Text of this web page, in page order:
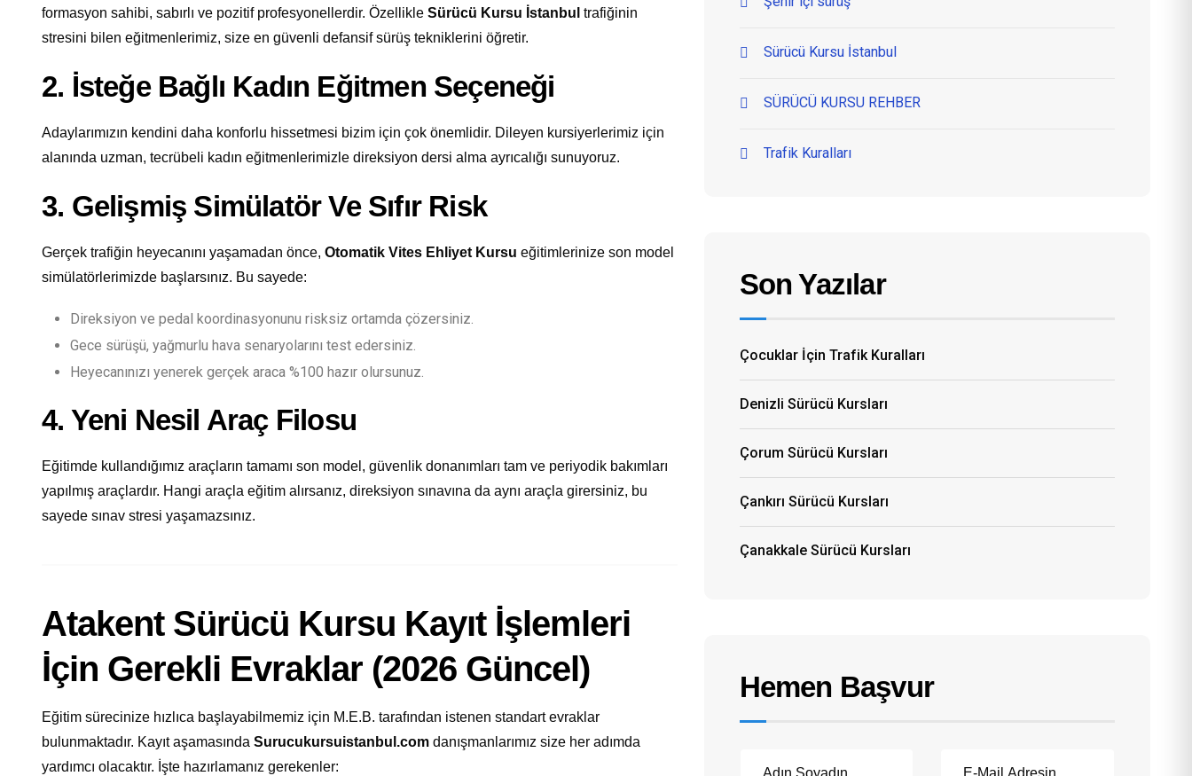
formasyon sahibi, sabırlı ve pozitif profesyonellerdir. Özellikle Sürücü Kursu İstanbul trafiğinin
stresini bilen eğitmenlerimiz, size en güvenli defansif sürüş tekniklerini öğretir.
2. İsteğe Bağlı Kadın Eğitmen Seçeneği
Adaylarımızın kendini daha konforlu hissetmesi bizim için çok önemlidir. Dileyen kursiyerlerimiz için
alanında uzman, tecrübeli kadın eğitmenlerimizle direksiyon dersi alma ayrıcalığı sunuyoruz.
3. Gelişmiş Simülatör Ve Sıfır Risk
Gerçek trafiğin heyecanını yaşamadan önce, Otomatik Vites Ehliyet Kursu eğitimlerinize son model
simülatörlerimizde başlarsınız. Bu sayede:
Direksiyon ve pedal koordinasyonunu risksiz ortamda çözersiniz.
Gece sürüşü, yağmurlu hava senaryolarını test edersiniz.
Heyecanınızı yenerek gerçek araca %100 hazır olursunuz.
4. Yeni Nesil Araç Filosu
Eğitimde kullandığımız araçların tamamı son model, güvenlik donanımları tam ve periyodik bakımları
yapılmış araçlardır. Hangi araçla eğitim alırsanız, direksiyon sınavına da aynı araçla girersiniz, bu
sayede sınav stresi yaşamazsınız.
Atakent Sürücü Kursu Kayıt İşlemleri
İçin Gerekli Evraklar (2026 Güncel)
Eğitim sürecinize hızlıca başlayabilmemiz için M.E.B. tarafından istenen standart evraklar
bulunmaktadır. Kayıt aşamasında Surucukursuistanbul.com danışmanlarımız size her adımda
yardımcı olacaktır. İşte hazırlamanız gerekenler:
Sürücü Kursu İstanbul
SÜRÜCÜ KURSU REHBER
Trafik Kuralları
Son Yazılar
Çocuklar İçin Trafik Kuralları
Denizli Sürücü Kursları
Çorum Sürücü Kursları
Çankırı Sürücü Kursları
Çanakkale Sürücü Kursları
Hemen Başvur